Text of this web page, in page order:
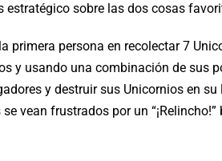
estratégico sobre las dos cosas
primera persona en recolectar 7
y usando una combinación de sus
y destruir sus Unicornios en
vean frustrados por un